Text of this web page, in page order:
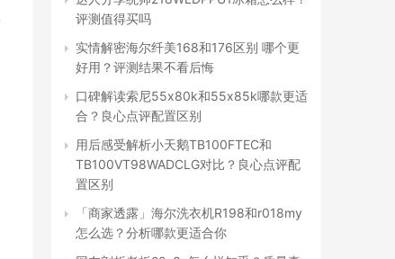
评测值得买吗
实情解密海尔纤美168和176区别 哪个更
好用？评测结果不看后悔
口碑解读索尼55x80k和55x85k哪款更适
合？良心点评配置区别
用后感受解析小天鹅TB100FTEC和
TB100VT98WADCLG对比？良心点评配
置区别
「商家透露」海尔洗衣机R198和r018my
怎么选？分析哪款更适合你